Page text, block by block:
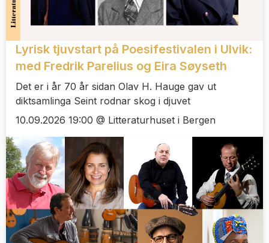
Lyrisk tjuvstart på Poesifestivalen i Ulvik:
med Fredrik Parelius og Eira Søyseth
Det er i år 70 år sidan Olav H. Hauge gav ut
diktsamlinga Seint rodnar skog i djuvet
10.09.2026 19:00 @ Litteraturhuset i Bergen